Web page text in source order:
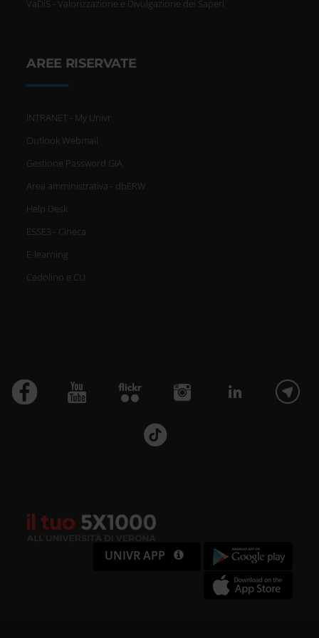
VaDiS - Valorizzazione e Divulgazione dei Saperi
AREE RISERVATE
INTRANET - My Univr
Outlook Webmail
Gestione Password GIA
Area amministrativa - dbERW
Help Desk
ESSE3 - Cineca
E-learning
Cedolino e CU
UNIVR APP